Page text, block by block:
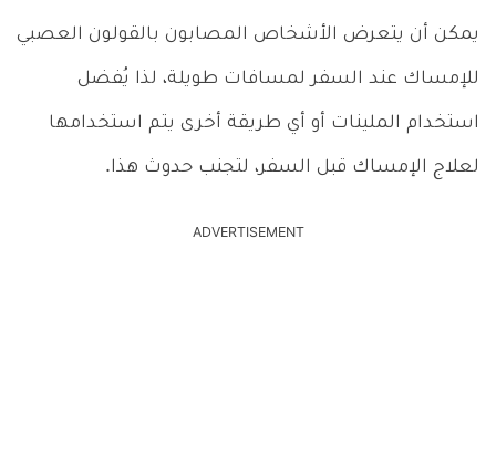
يمكن أن يتعرض الأشخاص المصابون بالقولون العصبي
للإمساك عند السفر لمسافات طويلة، لذا يُفضل
استخدام الملينات أو أي طريقة أخرى يتم استخدامها
لعلاج الإمساك قبل السفر، لتجنب حدوث هذا.
ADVERTISEMENT